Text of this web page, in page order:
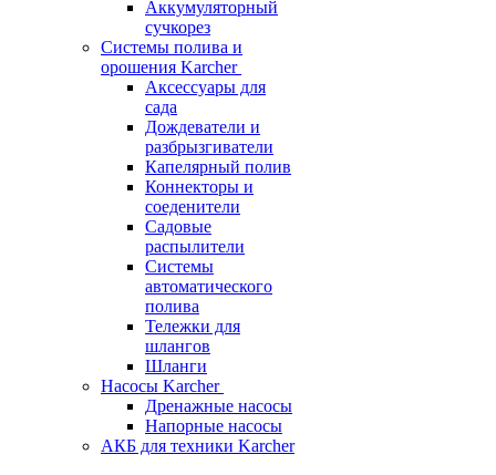
Аккумуляторный
сучкорез
Системы полива и
орошения Karcher
Аксессуары для
сада
Дождеватели и
разбрызгиватели
Капелярный полив
Коннекторы и
соеденители
Садовые
распылители
Системы
автоматического
полива
Тележки для
шлангов
Шланги
Насосы Karcher
Дренажные насосы
Напорные насосы
АКБ для техники Karcher